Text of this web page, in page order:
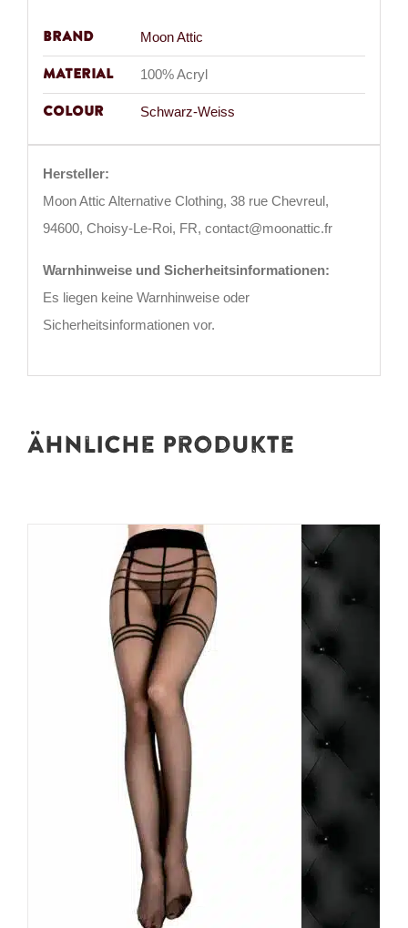
Brand Moon Attic
Material 100% Acryl
Colour Schwarz-Weiss
Hersteller:
Moon Attic Alternative Clothing, 38 rue Chevreul,
94600, Choisy-Le-Roi, FR, contact@moonattic.fr
Warnhinweise und Sicherheitsinformationen:
Es liegen keine Warnhinweise oder
Sicherheitsinformationen vor.
Ähnliche Produkte